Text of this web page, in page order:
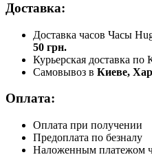
Доставка:
Доставка часов Часы
50 грн.
Курьерская доставка по
Самовывоз в Киеве,
Оплата:
Оплата при получении
Предоплата по безналу
Наложенным платежом